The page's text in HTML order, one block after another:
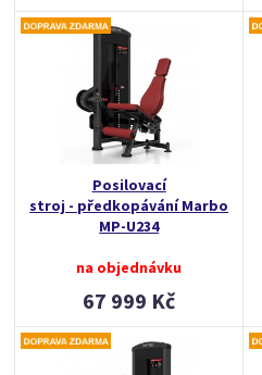
Posilovací
stroj - předkopávání Marbo
MP-U234
na objednávku
67 999 Kč